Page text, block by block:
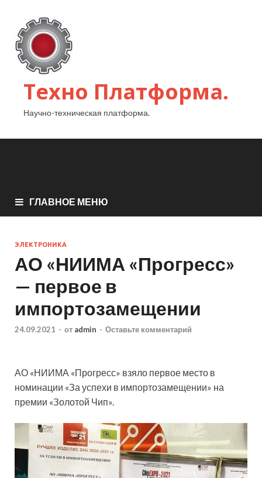
Техно Платформа.
Научно-техническая платформа.
ГЛАВНОЕ МЕНЮ
ЭЛЕКТРОНИКА
АО «НИИМА «Прогресс»
— первое в
импортозамещении
24.09.2021 - от admin - Оставьте комментарий
АО «НИИМА «Прогресс» взяло первое место в
номинации «За успехи в импортозамещении» на
премии «Золотой Чип».